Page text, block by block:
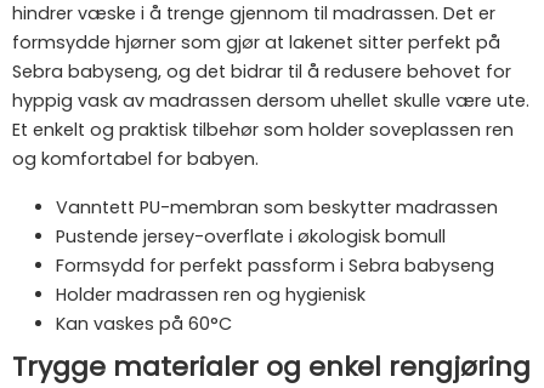
hindrer væske i å trenge gjennom til madrassen. Det er
formsydde hjørner som gjør at lakenet sitter perfekt på
Sebra babyseng, og det bidrar til å redusere behovet for
hyppig vask av madrassen dersom uhellet skulle være ute.
Et enkelt og praktisk tilbehør som holder soveplassen ren
og komfortabel for babyen.
Vanntett PU-membran som beskytter madrassen
Pustende jersey-overflate i økologisk bomull
Formsydd for perfekt passform i Sebra babyseng
Holder madrassen ren og hygienisk
Kan vaskes på 60°C
Trygge materialer og enkel rengjøring